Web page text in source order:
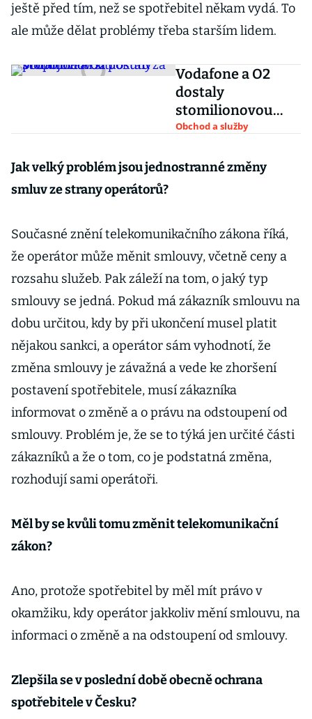
ještě před tím, než se spotřebitel někam vydá. To
ale může dělat problémy třeba starším lidem.
Vodafone a O2
dostaly
stomilionovou
pokutu za
Obchod a služby
Jak velký problém jsou jednostranné změny
smluv ze strany operátorů?
Současné znění telekomunikačního zákona říká,
že operátor může měnit smlouvy, včetně ceny a
rozsahu služeb. Pak záleží na tom, o jaký typ
smlouvy se jedná. Pokud má zákazník smlouvu na
dobu určitou, kdy by při ukončení musel platit
nějakou sankci, a operátor sám vyhodnotí, že
změna smlouvy je závažná a vede ke zhoršení
postavení spotřebitele, musí zákazníka
informovat o změně a o právu na odstoupení od
smlouvy. Problém je, že se to týká jen určité části
zákazníků a že o tom, co je podstatná změna,
rozhodují sami operátoři.
Měl by se kvůli tomu změnit telekomunikační
zákon?
Ano, protože spotřebitel by měl mít právo v
okamžiku, kdy operátor jakkoliv mění smlouvu, na
informaci o změně a na odstoupení od smlouvy.
Zlepšila se v poslední době obecně ochrana
spotřebitele v Česku?